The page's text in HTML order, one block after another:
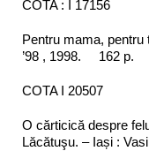
COTA : I 17156
Pentru mama, pentru
’98 , 1998. 162 p.
COTA I 20507
O cărticică despre
Lăcătuşu. – Iași :